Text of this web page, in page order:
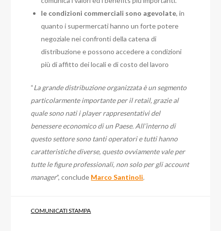
le condizioni commerciali sono agevolate, in
quanto i supermercati hanno un forte potere
negoziale nei confronti della catena di
distribuzione e possono accedere a condizioni
più di affitto dei locali e di costo del lavoro
“La grande distribuzione organizzata è un segmento
particolarmente importante per il retail, grazie al
quale sono nati i player rappresentativi del
benessere economico di un Paese. All’interno di
questo settore sono tanti operatori e tutti hanno
caratteristiche diverse, questo ovviamente vale per
tutte le figure professionali, non solo per gli account
manager”, conclude Marco Santinoli.
COMUNICATI STAMPA